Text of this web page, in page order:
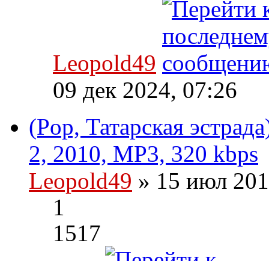
Leopold49
09 дек 2024, 07:26
(Pop, Татарская
2, 2010, MP3, 320 kbps
Leopold49 » 15 июл
1
1517